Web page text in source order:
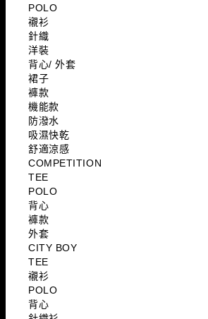
POLO
襯衫
針織
洋裝
背心/ 外套
裙子
褲款
機能款
防潑水
吸濕快乾
舒適涼感
COMPETITION
TEE
POLO
背心
褲款
外套
CITY BOY
TEE
襯衫
POLO
背心